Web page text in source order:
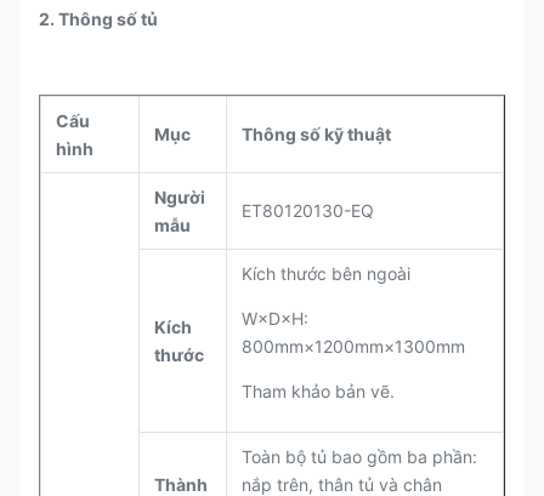
2. Thông số tủ
Cấu
hình
Mục Thông số kỹ thuật
Người
mẫu
ET80120130-EQ
Kích
thước
Kích thước bên ngoài
W×D×H:
800mm×1200mm×1300mm
Tham khảo bản vẽ.
Thành
Toàn bộ tủ bao gồm ba phần:
nắp trên, thân tủ và chân